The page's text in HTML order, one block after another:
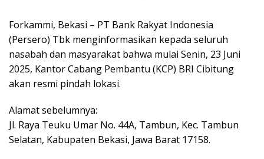
Forkammi, Bekasi – PT Bank Rakyat Indonesia
(Persero) Tbk menginformasikan kepada seluruh
nasabah dan masyarakat bahwa mulai Senin, 23 Juni
2025, Kantor Cabang Pembantu (KCP) BRI Cibitung
akan resmi pindah lokasi.
Alamat sebelumnya:
Jl. Raya Teuku Umar No. 44A, Tambun, Kec. Tambun
Selatan, Kabupaten Bekasi, Jawa Barat 17158.